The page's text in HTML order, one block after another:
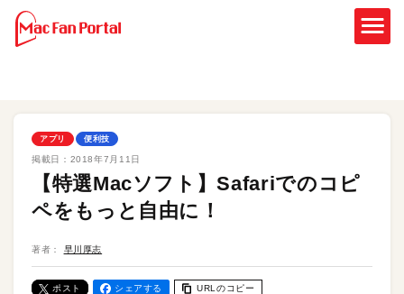
アプリ 便利技
掲載日： 2018年7月11日
【特選Macソフト】Safariでのコピ
ペをもっと自由に！
著者： 早川厚志
ポスト シェアする URLのコピー